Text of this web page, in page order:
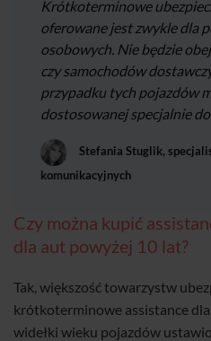
Krótkoterminowe
oferowane jest zwykle dla
osobowych. Nie będzie
czy samochodów
przypadku tych pojazdów
dostosowanej specjalnie
Stefania Stuglik,
komunikacyjnych
Czy można kupić
dla aut powyżej 10 lat?
Tak, większość towarzystw
krótkoterminowe assistance
widełki wieku pojazdów